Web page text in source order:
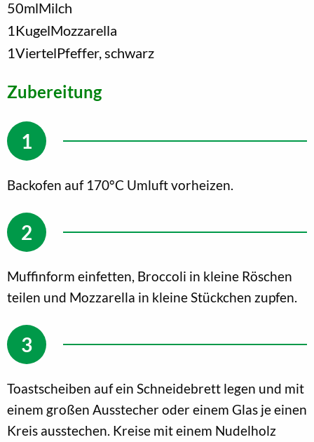
50mlMilch
1 KugelMozzarella
1ViertelPfeffer, schwarz
Zubereitung
Backofen auf 170°C Umluft vorheizen.
Muffinform einfetten, Broccoli in kleine Röschen
teilen und Mozzarella in kleine Stückchen zupfen.
Toastscheiben auf ein Schneidebrett legen und mit
einem großen Ausstecher oder einem Glas je einen
Kreis ausstechen. Kreise mit einem Nudelholz